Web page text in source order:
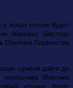
в новом сезоне будет
Максиму Шостову
Chevrolet Первенстве
сумели дойти до
Максима
отныне будет